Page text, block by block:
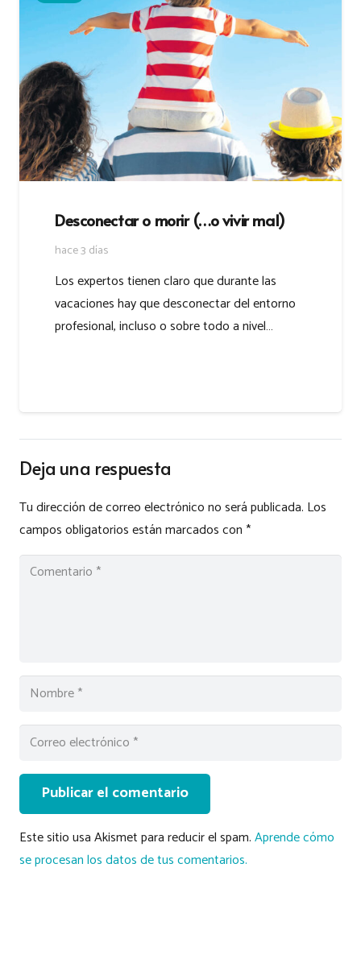
Desconectar o morir (…o vivir mal)
hace 3 días
Los expertos tienen claro que durante las
vacaciones hay que desconectar del entorno
profesional, incluso o sobre todo a nivel…
Deja una respuesta
Tu dirección de correo electrónico no será publicada. Los
campos obligatorios están marcados con*
Publicar el comentario
Este sitio usa Akismet para reducir el spam.Aprende cómo
se procesan los datos de tus comentarios.